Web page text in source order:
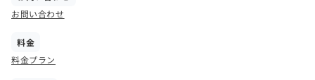
お問い合わせ
料金
料金プラン